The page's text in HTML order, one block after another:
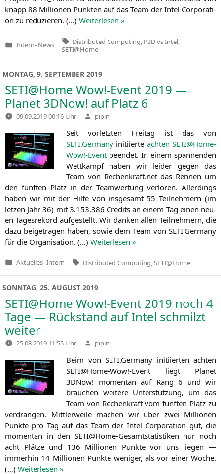
knapp 88 Mil­lio­nen Punk­ten auf das Team der Intel Cor­po­ra­ti­
on zu redu­zie­ren. (…) Wei­ter­le­sen »
Veröffentlicht
Intern–News
Tags:
Distributed Computing P3D vs Intel
SETI@Home
MONTAG, 9. SEPTEMBER 2019
SETI@Home Wow!-Event 2019 —
Planet 3DNow! auf Platz 6
09.09.2019 00:16 Uhr Verfasst
von
pipin
Seit vor­letz­ten Frei­tag ist das von
SETI.Germany initi­ier­te ach­tenSETI@Home-
Wow!-Event been­det. In einem span­nen­den
Wett­kampf haben wir lei­der gegen das
Team von Rechenkraft.net das Ren­nen um
den fünf­ten Platz in der Team­wer­tung ver­lo­ren. Aller­dings
haben wir mit der Hil­fe von ins­ge­samt 55 Teil­neh­mern (im
let­zen Jahr 36) mit 3.153.386 Cre­dits an einem Tag einen neu­
en Tages­re­kord auf­ge­stellt. Wir dan­ken allen Teil­neh­mern, die
dazu bei­getra­gen haben, sowie dem Team von SETI.Germany
für die Orga­ni­sa­ti­on. (…) Wei­ter­le­sen »
Veröffentlicht
Aktuelles–Intern Tags:
Distributed Computing SETI@Home
SONNTAG, 25. AUGUST 2019
SETI@Home Wow!-Event 2019 noch 4
Tage — Rückstand auf Intel schmilzt
weiter
25.08.2019 11:55 Uhr Verfasst
von
pipin
Beim von SETI.Germany initi­ier­ten ach­ten
SETI@Home-Wow!-Event liegt Pla­net
3DNow! momen­tan auf Rang 6 und wir
brau­chen wei­te­re Unter­stüt­zung, um das
Team von Rechen­kraft vom fünf­ten Platz zu
ver­drän­gen. Mitt­ler­wei­le machen wir über zwei Mil­lio­nen
Punk­te pro Tag auf das Team der Intel Cor­po­ra­ti­on gut, die
momen­tan in den SETI@Home-Gesamtstatistiken nur noch
acht Plät­ze und 136 Mil­lio­nen Punk­te vor uns lie­gen —
immer­hin 14 Mil­lio­nen Punk­te weni­ger, als vor einer Woche.
(…) Wei­ter­le­sen »